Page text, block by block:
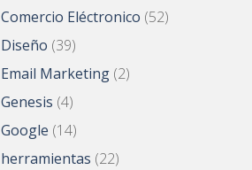
Comercio Eléctronico (52)
Diseño (39)
Email Marketing (2)
Genesis (4)
Google (14)
herramientas (22)